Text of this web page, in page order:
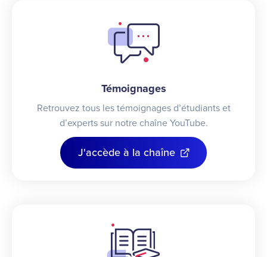
Témoignages
Retrouvez tous les témoignages d’étudiants et
d’experts sur notre chaîne YouTube.
J'accède à la chaîne